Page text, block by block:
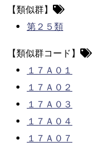
【類似群】
第２５類
【類似群コード】
１７Ａ０１
１７Ａ０２
１７Ａ０３
１７Ａ０４
１７Ａ０７